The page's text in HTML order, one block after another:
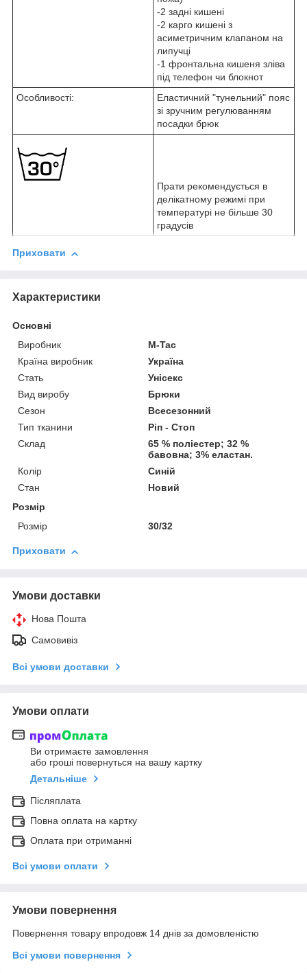
-2 задні кишені
-2 карго кишені з
асиметричним клапаном на
липучці
-1 фронтальна кишеня зліва
під телефон чи блокнот
Особливості:
Еластичний "тунельний" пояс
зі зручним регулюванням
посадки брюк
Прати рекомендується в
делікатному режимі при
температурі не більше 30
градусів
Приховати
Характеристики
Основні
Виробник
M-Tac
Країна виробник
Україна
Стать
Унісекс
Вид виробу
Брюки
Сезон
Всесезонний
Тип тканини
Ріп - Стоп
Склад
65 % поліестер; 32 %
бавовна; 3% еластан.
Колір
Синій
Стан
Новий
Розмір
Розмір
30/32
Приховати
Умови доставки
Нова Пошта
Самовивіз
Всі умови доставки
Умови оплати
Ви отримаєте замовлення
або гроші повернуться на вашу картку
Детальніше
Післяплата
Повна оплата на картку
Оплата при отриманні
Всі умови оплати
Умови повернення
Повернення товару впродовж 14 днів за домовленістю
Всі умови повернення